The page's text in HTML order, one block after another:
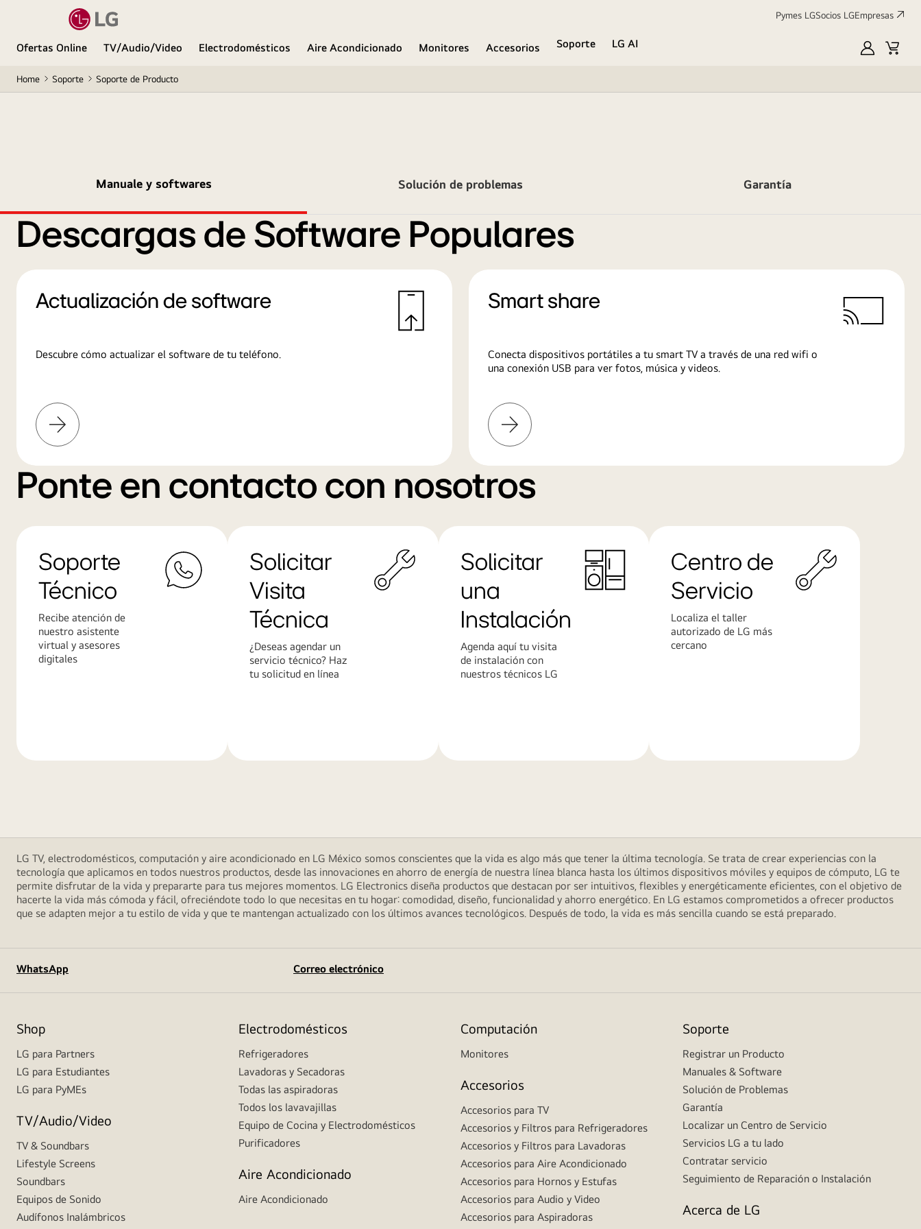
Pymes LGSocios LGEmpresas
Ofertas Online TV/Audio/Video Electrodomésticos Aire Acondicionado Monitores Accesorios Soporte
LG AI
Mi
Home Soporte Soporte de Producto
Manuale y softwares Solución de problemas Garantía
Descargas de Software Populares
Actualización de software
Descubre cómo actualizar el software de tu teléfono.
Más
información
Smart share
Conecta dispositivos portátiles a tu smart TV a través de una red wifi o
una conexión USB para ver fotos, música y videos.
Más
información
Ponte en contacto con nosotros
Soporte
Técnico
Recibe atención de
nuestro asistente
virtual y asesores
digitales
Solicitar
Visita
Técnica
¿Deseas agendar un
servicio técnico? Haz
tu solicitud en línea
Solicitar
una
Instalación
Agenda aquí tu visita
de instalación con
nuestros técnicos LG
Centro de
Servicio
Localiza el taller
autorizado de LG más
cercano
LG TV, electrodomésticos, computación y aire acondicionado en LG México somos conscientes que la vida es algo más que tener la última tecnología. Se trata de crear experiencias con la
tecnología que aplicamos en todos nuestros productos, desde las innovaciones en ahorro de energía de nuestra línea blanca hasta los últimos dispositivos móviles y equipos de cómputo, LG te
permite disfrutar de la vida y prepararte para tus mejores momentos. LG Electronics diseña productos que destacan por ser intuitivos, flexibles y energéticamente eficientes, con el objetivo de
hacerte la vida más cómoda y fácil, ofreciéndote todo lo que necesitas en tu hogar: comodidad, diseño, funcionalidad y ahorro energético. En LG estamos comprometidos a ofrecer productos
que se adapten mejor a tu estilo de vida y que te mantengan actualizado con los últimos avances tecnológicos. Después de todo, la vida es más sencilla cuando se está preparado.
WhatsApp Correo electrónico
Shop
LG para Partners
LG para Estudiantes
LG para PyMEs
TV/Audio/Video
TV & Soundbars
Lifestyle Screens
Soundbars
Equipos de Sonido
Audífonos Inalámbricos
Electrodomésticos
Refrigeradores
Lavadoras y Secadoras
Todas las aspiradoras
Todos los lavavajillas
Equipo de Cocina y Electrodomésticos
Purificadores
Aire Acondicionado
Aire Acondicionado
Computación
Monitores
Accesorios
Accesorios para TV
Accesorios y Filtros para Refrigeradores
Accesorios y Filtros para Lavadoras
Accesorios para Aire Acondicionado
Accesorios para Hornos y Estufas
Accesorios para Audio y Video
Accesorios para Aspiradoras
Soporte
Registrar un Producto
Manuales & Software
Solución de Problemas
Garantía
Localizar un Centro de Servicio
Servicios LG a tu lado
Contratar servicio
Seguimiento de Reparación o Instalación
Acerca de LG